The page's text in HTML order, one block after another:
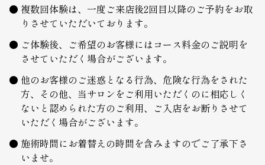
複数回体験は、一度ご来店後2回目以降のご予約をお取
りさせていただいております。
ご体験後、ご希望のお客様にはコース料金のご説明を
させていただく場合がございます。
他のお客様のご迷惑となる行為、危険な行為をされた
方、その他、当サロンをご利用いただくのに相応しく
ないと認められた方のご利用、ご入店をお断りさせて
いただく場合がございます。
施術時間にお着替えの時間を含みますのでご了承下さ
いませ。